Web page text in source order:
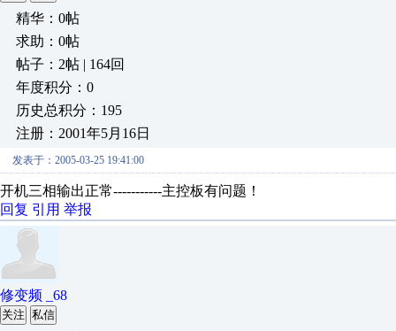
精华：0帖
求助：0帖
帖子：2帖 | 164回
年度积分：0
历史总积分：195
注册：2001年5月16日
发表于：2005-03-25 19:41:00
开机三相输出正常-----------主控板有问题！
回复 引用 举报
修变频 _68
关注 私信